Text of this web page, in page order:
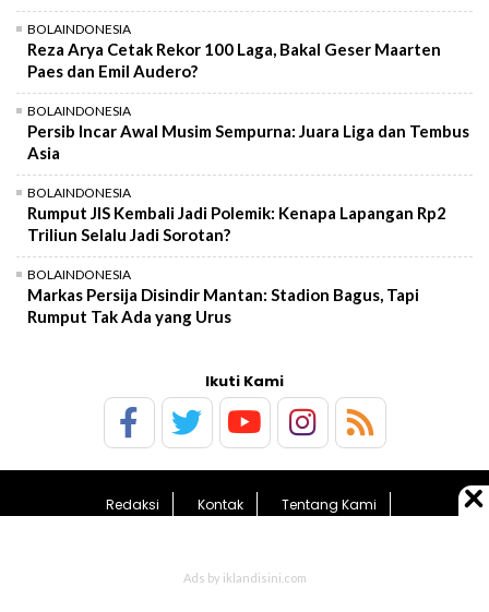
BOLAINDONESIA
Reza Arya Cetak Rekor 100 Laga, Bakal Geser Maarten
Paes dan Emil Audero?
BOLAINDONESIA
Persib Incar Awal Musim Sempurna: Juara Liga dan Tembus
Asia
BOLAINDONESIA
Rumput JIS Kembali Jadi Polemik: Kenapa Lapangan Rp2
Triliun Selalu Jadi Sorotan?
BOLAINDONESIA
Markas Persija Disindir Mantan: Stadion Bagus, Tapi
Rumput Tak Ada yang Urus
Ikuti Kami
Redaksi Kontak
Tentang Kami